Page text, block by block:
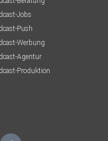
Jobs
Push
Werbung
Agentur
Produktion